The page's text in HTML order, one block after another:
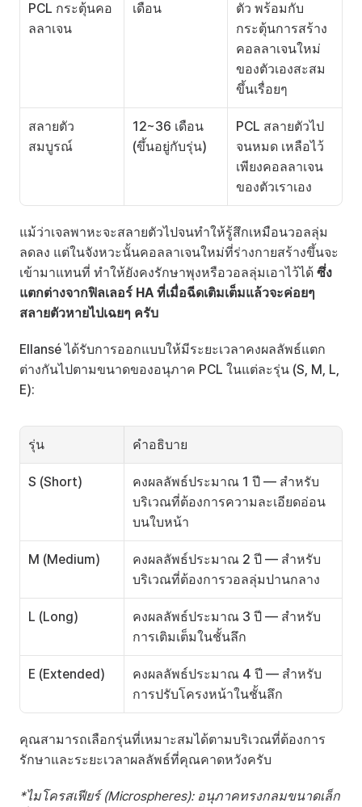
PCL กระตุ้นคอ
ลลาเจน
เดือน
ตัว พร้อมกับ
กระตุ้นการสร้าง
คอลลาเจนใหม่
ของตัวเองสะสม
ขึ้นเรื่อยๆ
สลายตัว
สมบูรณ์
12~36 เดือน
(ขึ้นอยู่กับรุ่น)
PCL สลายตัวไป
จนหมด เหลือไว้
เพียงคอลลาเจน
ของตัวเราเอง
แม้ว่าเจลพาหะจะสลายตัวไปจนทำให้รู้สึกเหมือนวอลลุ่ม
ลดลง แต่ในจังหวะนั้นคอลลาเจนใหม่ที่ร่างกายสร้างขึ้นจะ
เข้ามาแทนที่ ทำให้ยังคงรักษาพุงหรือวอลลุ่มเอาไว้ได้ ซึ่ง
แตกต่างจากฟิลเลอร์ HA ที่เมื่อฉีดเติมเต็มแล้วจะค่อยๆ
สลายตัวหายไปเฉยๆ ครับ
Ellansé ได้รับการออกแบบให้มีระยะเวลาคงผลลัพธ์แตก
ต่างกันไปตามขนาดของอนุภาค PCL ในแต่ละรุ่น (S, M, L,
E):
รุ่น คำอธิบาย
S (Short)
คงผลลัพธ์ประมาณ 1 ปี — สำหรับ
บริเวณที่ต้องการความละเอียดอ่อน
บนใบหน้า
M (Medium)
คงผลลัพธ์ประมาณ 2 ปี — สำหรับ
บริเวณที่ต้องการวอลลุ่มปานกลาง
L (Long)
คงผลลัพธ์ประมาณ 3 ปี — สำหรับ
การเติมเต็มในชั้นลึก
E (Extended)
คงผลลัพธ์ประมาณ 4 ปี — สำหรับ
การปรับโครงหน้าในชั้นลึก
คุณสามารถเลือกรุ่นที่เหมาะสมได้ตามบริเวณที่ต้องการ
รักษาและระยะเวลาผลลัพธ์ที่คุณคาดหวังครับ
*ไมโครสเฟียร์ (Microspheres): อนุภาคทรงกลมขนาดเล็ก